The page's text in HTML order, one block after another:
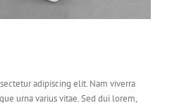
adipiscing elit. Nam viverra
urna varius vitae. Sed dui lorem,